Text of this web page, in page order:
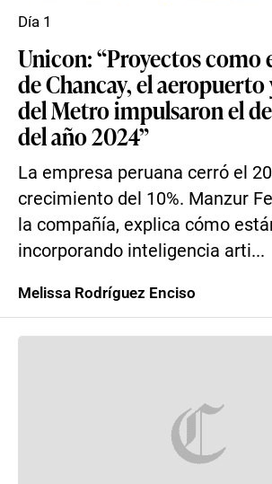
Unicon: “Proyectos como
de Chancay, el aeropuerto
del Metro impulsaron el
del año 2024”
La empresa peruana cerró el
crecimiento del 10%. Manzur
la compañía, explica cómo
incorporando inteligencia arti...
Día 1
Melissa Rodríguez Enciso